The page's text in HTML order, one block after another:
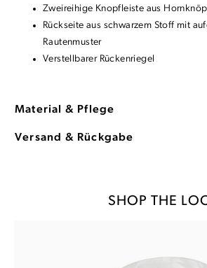
Zweireihige Knopfleiste aus
Rückseite aus schwarzem Stoff mit
Rautenmuster
Verstellbarer Rückenriegel
Material & Pflege
Versand & Rückgabe
SHOP THE